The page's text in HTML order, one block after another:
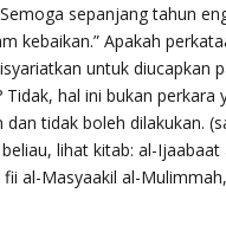
sepanjang tahun
kebaikan.” Apakah
untuk diucapkan
Tidak, hal ini bukan perkara
dan tidak boleh dilakukan.
lihat kitab: al-Ijaabaat
al-Masyaakil al-Mulimmah,